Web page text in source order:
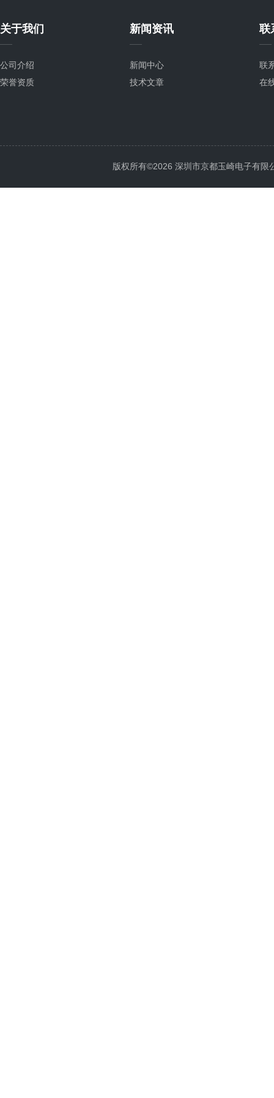
关于我们
公司介绍
荣誉资质
新闻资讯
新闻中心
技术文章
联
联
在
版权所有©2026 深圳市京都玉崎电子有